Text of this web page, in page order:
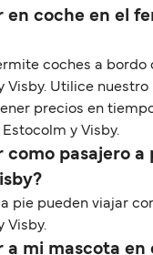
en coche en el
coches a bordo
Visby. Utilice
precios en
y Visby.
como pasajero a
pie pueden viajar
Visby.
a mi mascota en